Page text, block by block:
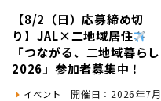
【8/2（日）応募締め切
り】JAL×二地域居住
「つながる、二地域暮らし
2026」参加者募集中！
イベント
開催日：2026年7月